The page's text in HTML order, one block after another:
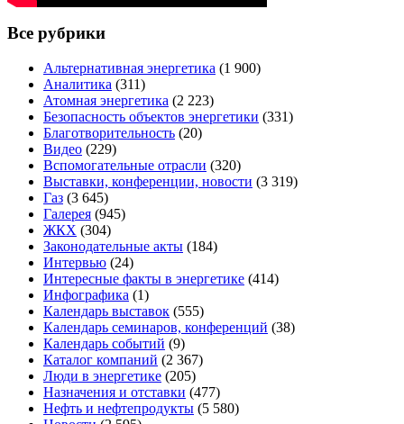
Все рубрики
Альтернативная энергетика (1 900)
Аналитика (311)
Атомная энергетика (2 223)
Безопасность объектов энергетики (331)
Благотворительность (20)
Видео (229)
Вспомогательные отрасли (320)
Выставки, конференции, новости (3 319)
Газ (3 645)
Галерея (945)
ЖКХ (304)
Законодательные акты (184)
Интервью (24)
Интересные факты в энергетике (414)
Инфографика (1)
Календарь выставок (555)
Календарь семинаров, конференций (38)
Календарь событий (9)
Каталог компаний (2 367)
Люди в энергетике (205)
Назначения и отставки (477)
Нефть и нефтепродукты (5 580)